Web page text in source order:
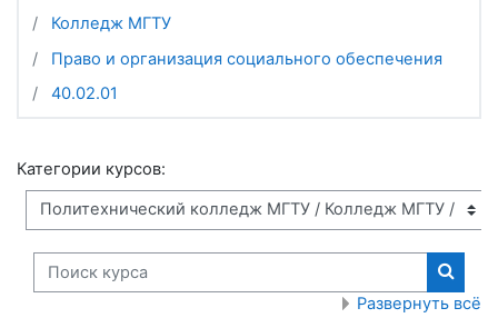
Колледж МГТУ
Право и организация социального обеспечения
40.02.01
Категории курсов:
Поиск курса
Поиск
Развернуть всё